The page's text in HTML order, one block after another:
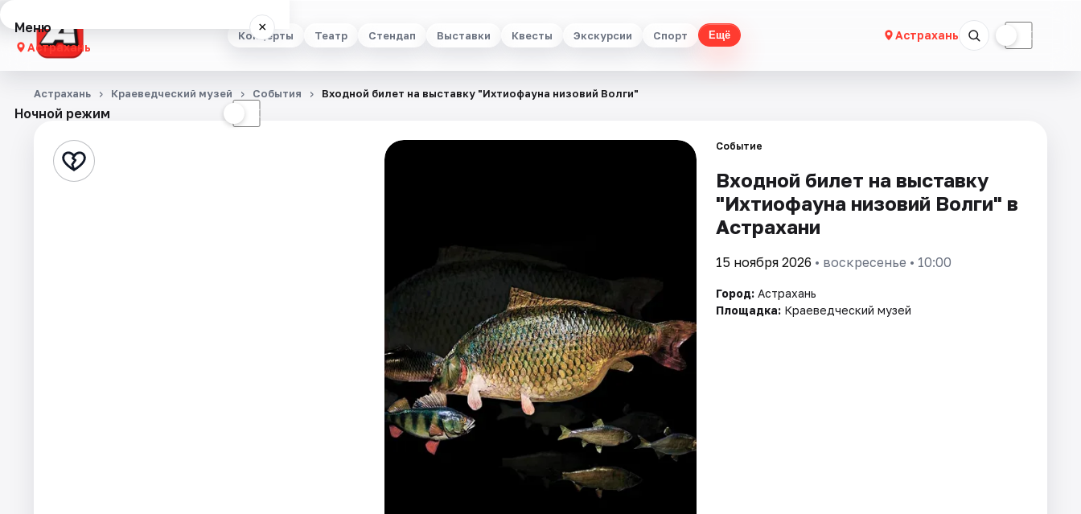
Концерты Театр Стендап Выставки Квесты Экскурсии Спорт Ещё Астрахань ☾
Меню ×
Астрахань
Концерты
Стендап
Ночной режим ☾
Астрахань Краеведческий музей События Входной билет на выставку "Ихтиофауна низовий Волги"
Событие
Входной билет на выставку
"Ихтиофауна низовий Волги" в
Астрахани
15 ноября 2026 • воскресенье • 10:00
Город: Астрахань
Площадка: Краеведческий музей